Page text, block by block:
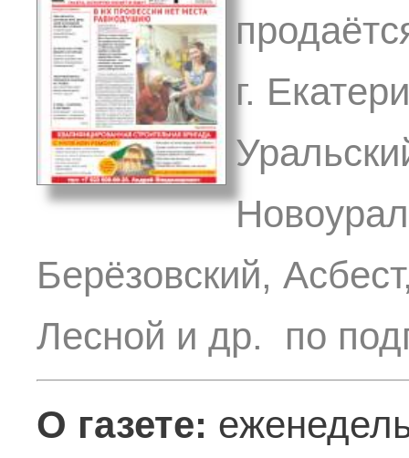
г.
Берёзовский,
Лесной и др. по
О газете: